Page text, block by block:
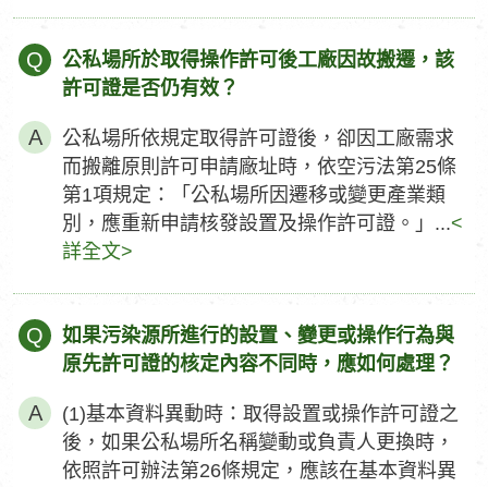
Q
公私場所於取得操作許可後工廠因故搬遷，該
許可證是否仍有效？
公私場所依規定取得許可證後，卻因工廠需求
而搬離原則許可申請廠址時，依空污法第25條
第1項規定：「公私場所因遷移或變更產業類
別，應重新申請核發設置及操作許可證。」...<
詳全文>
Q
如果污染源所進行的設置、變更或操作行為與
原先許可證的核定內容不同時，應如何處理？
(1)基本資料異動時：取得設置或操作許可證之
後，如果公私場所名稱變動或負責人更換時，
依照許可辦法第26條規定，應該在基本資料異